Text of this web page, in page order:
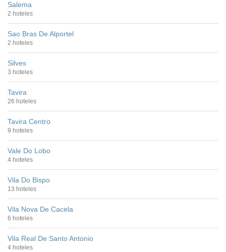
Salema
2 hoteles
Sao Bras De Alportel
2 hoteles
Silves
3 hoteles
Tavira
26 hoteles
Tavira Centro
9 hoteles
Vale Do Lobo
4 hoteles
Vila Do Bispo
13 hoteles
Vila Nova De Cacela
6 hoteles
Vila Real De Santo Antonio
4 hoteles